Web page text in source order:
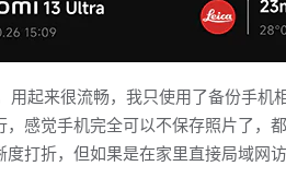
起来很流畅，我只使用了备份手机
，感觉手机完全可以不保存照片了
打折，但如果是在家里直接局域网